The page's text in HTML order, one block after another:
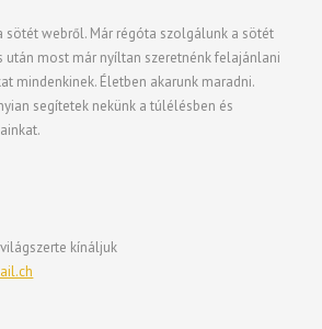
sötét webről. Már régóta szolgálunk a sötét
után most már nyíltan szeretnénk felajánlani
mindenkinek. Életben akarunk maradni.
segítetek nekünk a túlélésben és
kínáljuk
Română
简体中文
香港中文
繁體中文